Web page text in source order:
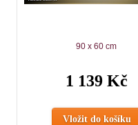
90 x 60 cm
1 139 Kč
Vložit do košíku